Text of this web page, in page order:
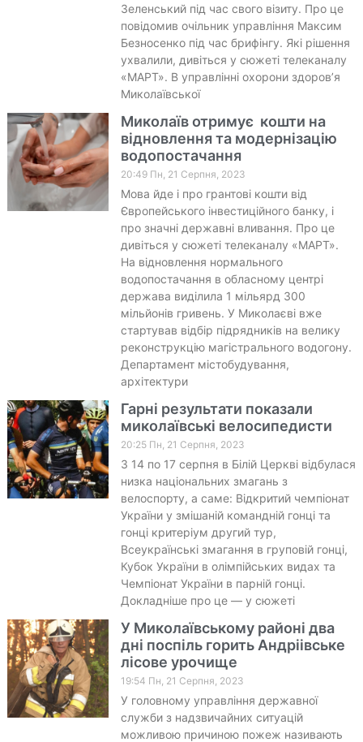
Зеленський під час свого візиту. Про це
повідомив очільник управління Максим
Безносенко під час брифінгу. Які рішення
ухвалили, дивіться у сюжеті телеканалу
«МАРТ». В управлінні охорони здоров’я
Миколаївської
Миколаїв отримує кошти на
відновлення та модернізацію
водопостачання
20:49 Пн, 21 Серпня, 2023
Мова йде і про грантові кошти від
Європейського інвестиційного банку, і
про значні державні вливання. Про це
дивіться у сюжеті телеканалу «МАРТ».
На відновлення нормального
водопостачання в обласному центрі
держава виділила 1 мільярд 300
мільйонів гривень. У Миколаєві вже
стартував відбір підрядників на велику
реконструкцію магістрального водогону.
Департамент містобудування,
архітектури
Гарні результати показали
миколаївські велосипедисти
20:25 Пн, 21 Серпня, 2023
З 14 по 17 серпня в Білій Церкві відбулася
низка національних змагань з
велоспорту, а саме: Відкритий чемпіонат
України у змішаній командній гонці та
гонці критеріум другий тур,
Всеукраїнські змагання в груповій гонці,
Кубок України в олімпійських видах та
Чемпіонат України в парній гонці.
Докладніше про це — у сюжеті
У Миколаївському районі два
дні поспіль горить Андріівське
лісове урочище
19:54 Пн, 21 Серпня, 2023
У головному управління державної
служби з надзвичайних ситуацій
можливою причиною пожеж називають